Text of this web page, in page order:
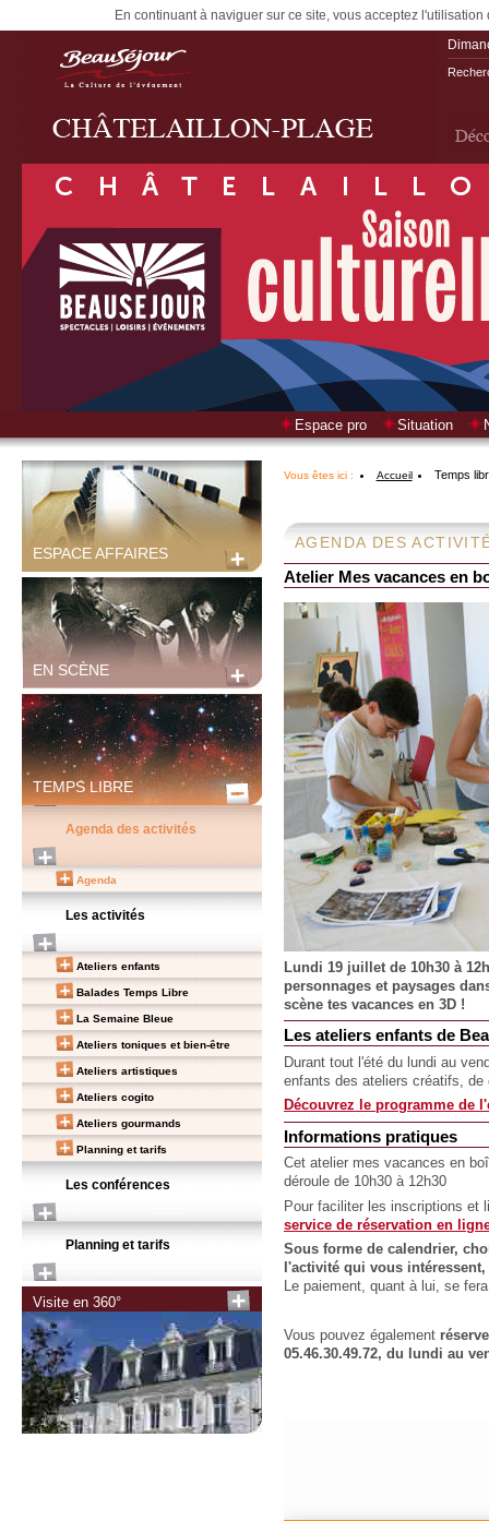
En continuant à naviguer sur ce site, vous acceptez
Espace pro Situation
ESPACE AFFAIRES
EN SCÈNE
TEMPS LIBRE
Agenda des activités
Agenda
Les activités
Ateliers enfants
Balades Temps Libre
La Semaine Bleue
Ateliers toniques et bien-être
Ateliers artistiques
Ateliers cogito
Ateliers gourmands
Planning et tarifs
Les conférences
Planning et tarifs
Visite en 360°
Vous êtes ici : Accueil Temps
AGENDA DES
Atelier Mes vacances en
Lundi 19 juillet de 10h30 à
personnages et paysages
scène tes vacances en 3D !
Les ateliers enfants de
Durant tout l'été du lundi au
enfants des ateliers créatifs,
Découvrez le programme de
Informations pratiques
Cet atelier mes vacances en
déroule de 10h30 à 12h30
Pour faciliter les inscriptions et
service de réservation en
Sous forme de calendrier,
l'activité qui vous
Le paiement, quant à lui, se
Vous pouvez également
05.46.30.49.72, du lundi au